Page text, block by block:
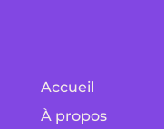
Accueil
À propos